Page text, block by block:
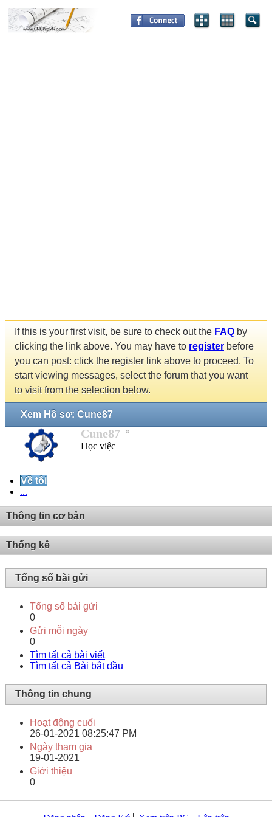
If this is your first visit, be sure to check out the FAQ by
clicking the link above. You may have to register before
you can post: click the register link above to proceed. To
start viewing messages, select the forum that you want
to visit from the selection below.
Xem Hồ sơ: Cune87
Cune87
Học việc
Về tôi
...
Thông tin cơ bản
Thống kê
Tổng số bài gửi
Tổng số bài gửi
0
Gửi mỗi ngày
0
Tìm tất cả bài viết
Tìm tất cả Bài bắt đầu
Thông tin chung
Hoạt động cuối
26-01-2021 08:25:47 PM
Ngày tham gia
19-01-2021
Giới thiệu
0